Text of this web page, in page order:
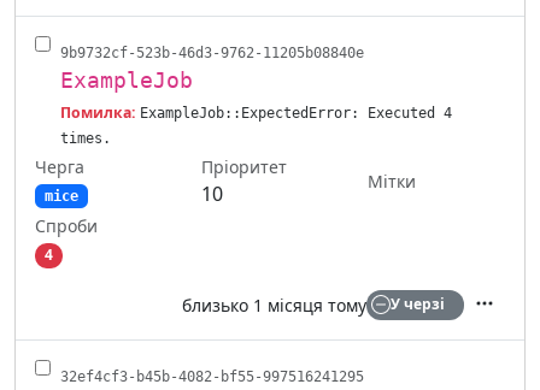
9b9732cf-523b-46d3-9762-11205b08840e
ExampleJob
Помилка: ExampleJob::ExpectedError: Executed 4
times.
Черга
mice
Пріоритет
10
Мітки
Спроби
4
близько 1 місяця тому У черзі Дії
32ef4cf3-b45b-4082-bf55-997516241295